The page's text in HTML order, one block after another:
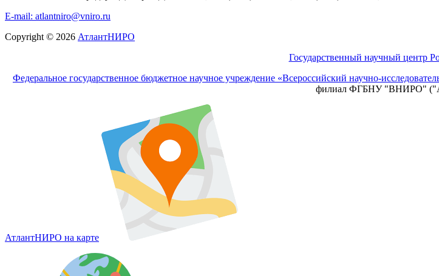
E-mail: atlantniro@vniro.ru
Copyright © 2026 АтлантНИРО
Государственный научный центр
Федеральное государственное бюджетное научное учреждение «Всероссийский научно-
филиал ФГБНУ "ВНИРО"
АтлантНИРО на карте